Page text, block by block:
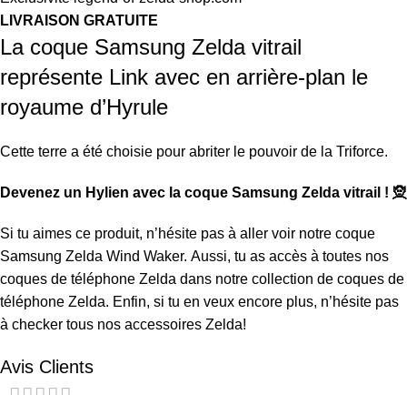
LIVRAISON GRATUITE
La coque Samsung Zelda vitrail
représente Link avec en arrière-plan le
royaume d’Hyrule
Cette terre a été choisie pour abriter le pouvoir de la Triforce.
Devenez un Hylien avec la coque Samsung Zelda vitrail ! 🧝
Si tu aimes ce produit, n’hésite pas à aller voir notre coque
Samsung Zelda Wind Waker. Aussi, tu as accès à toutes nos
coques de téléphone Zelda dans notre collection de coques de
téléphone Zelda. Enfin, si tu en veux encore plus, n’hésite pas
à checker tous nos accessoires Zelda!
Avis Clients